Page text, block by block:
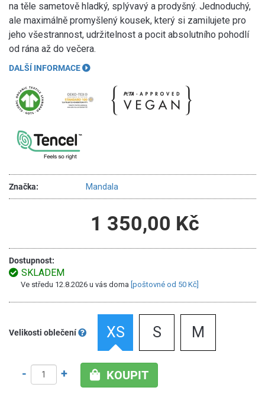
na těle sametově hladký, splývavý a prodyšný. Jednoduchý,
ale maximálně promyšlený kousek, který si zamilujete pro
jeho všestrannost, udržitelnost a pocit absolutního pohodlí
od rána až do večera.
DALŠÍ INFORMACE
Značka: Mandala
1 350,00 Kč
Dostupnost:
SKLADEM
Ve středu 12.8.2026 u vás doma [poštovné od 50 Kč]
Velikosti oblečení XS S M
- + KOUPIT